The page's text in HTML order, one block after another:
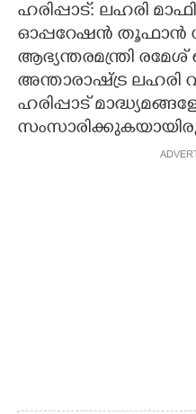
ഹരിപ്പാട്: ലഹരി
ഓപ്പറേഷൻ തൂഫാൻ
ആഭ്യന്തരമന്ത്രി
അന്താരാഷ്ട്ര ലഹരി
ഹരിപ്പാട്